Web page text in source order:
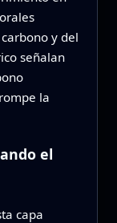
y del
señalan
la
el
capa